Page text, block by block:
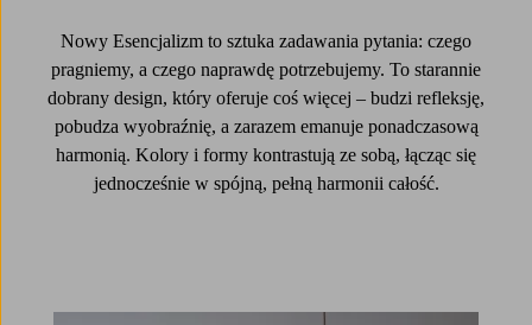
Nowy Esencjalizm to sztuka zadawania pytania: czego
pragniemy, a czego naprawdę potrzebujemy. To starannie
dobrany design, który oferuje coś więcej – budzi refleksję,
pobudza wyobraźnię, a zarazem emanuje ponadczasową
harmonią. Kolory i formy kontrastują ze sobą, łącząc się
jednocześnie w spójną, pełną harmonii całość.